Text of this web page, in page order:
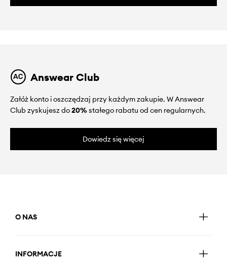
Answear Club
Załóż konto i oszczędzaj przy każdym zakupie. W Answear
Club zyskujesz do20%stałego rabatu od cen regularnych.
Dowiedz się więcej
O NAS
INFORMACJE